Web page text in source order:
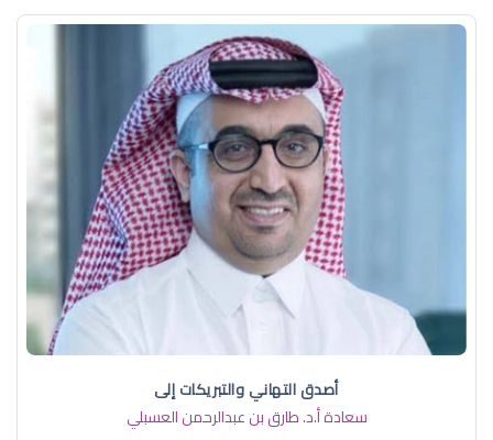
أصدق التهاني والتبريكات إلى
سعادة أ.د. ​طارق بن عبدالرحمن العسبلي